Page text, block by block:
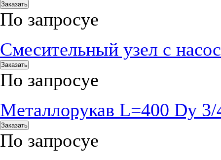
Заказать
По запросуе
Смесительный узел с
Заказать
По запросуе
Металлорукав L=400 Dy 3/
Заказать
По запросуе